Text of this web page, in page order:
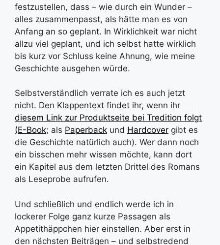
festzustellen, dass – wie durch ein Wunder –
alles zusammenpasst, als hätte man es von
Anfang an so geplant. In Wirklichkeit war nicht
allzu viel geplant, und ich selbst hatte wirklich
bis kurz vor Schluss keine Ahnung, wie meine
Geschichte ausgehen würde.
Selbstverständlich verrate ich es auch jetzt
nicht. Den Klappentext findet ihr, wenn ihr
diesem Link zur Produktseite bei Tredition folgt
(E-Book; als Paperback und Hardcover gibt es
die Geschichte natürlich auch). Wer dann noch
ein bisschen mehr wissen möchte, kann dort
ein Kapitel aus dem letzten Drittel des Romans
als Leseprobe aufrufen.
Und schließlich und endlich werde ich in
lockerer Folge ganz kurze Passagen als
Appetithäppchen hier einstellen. Aber erst in
den nächsten Beiträgen – und selbstredend